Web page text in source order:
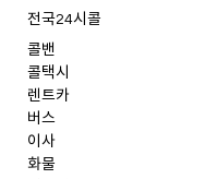
전국24시콜
콜밴
콜택시
렌트카
버스
이사
화물